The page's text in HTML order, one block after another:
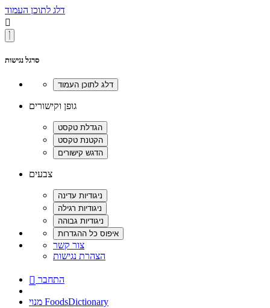
דלג לתוכן העמוד

סרגל נגישות
גופן וקישורים
צבעים
צור קשר
הצהרת נגישות
 התחבר
מנוי FoodsDictionary